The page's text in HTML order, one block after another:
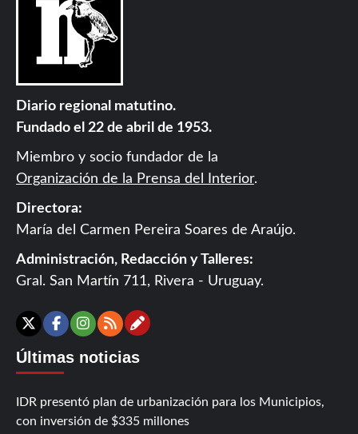
Diario regional matutino.
Fundado el 22 de abril de 1953.
Miembro y socio fundador de la
Organización de la Prensa del Interior.
Directora:
María del Carmen Pereira Soares de Araújo.
Administración, Redacción y Talleres:
Gral. San Martín 711, Rivera - Uruguay.
X Facebook
Instagram
RSSContáctanos
Últimas noticias
IDR presentó plan de urbanización para los Municipios,
con inversión de $335 millones